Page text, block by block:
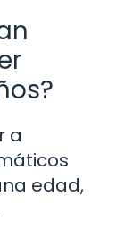
a
edad,